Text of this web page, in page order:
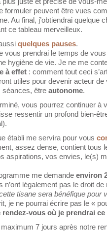
formuler peuvent être vues
Au final, j’obtiendrai quelque
ce tableau merveilleux.
quelques pauses.
vous prendrai le temps de
hygiène de vie. Je ne me
à effet : comment tout ceci
utiles pour devenir acteur
séances, être autonome.
vous pourrez continuer à
ressentir un profond bien-
établi me servira pour vous
assez dense, contient tous
aspirations, vos envies, le(s)
me demande environ
n’ont légalement pas le droit
tisane sera bénéfique pour
je ne pourrai écrire pas le «
rendez-vous où je prendrai ce
7 jours après notre